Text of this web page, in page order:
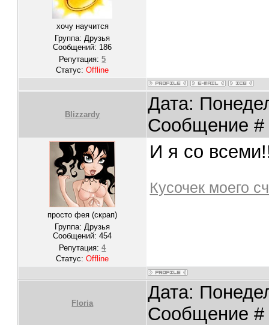
хочу научится
Группа: Друзья
Сообщений: 186
Репутация:5
Статус:Offline
Blizzardy
Дата:
Сообщение
просто фея (скрап)
Группа: Друзья
Сообщений:454
Репутация:4
Статус:Offline
И я со
Кусочек моего
Floria
Дата:
Сообщение